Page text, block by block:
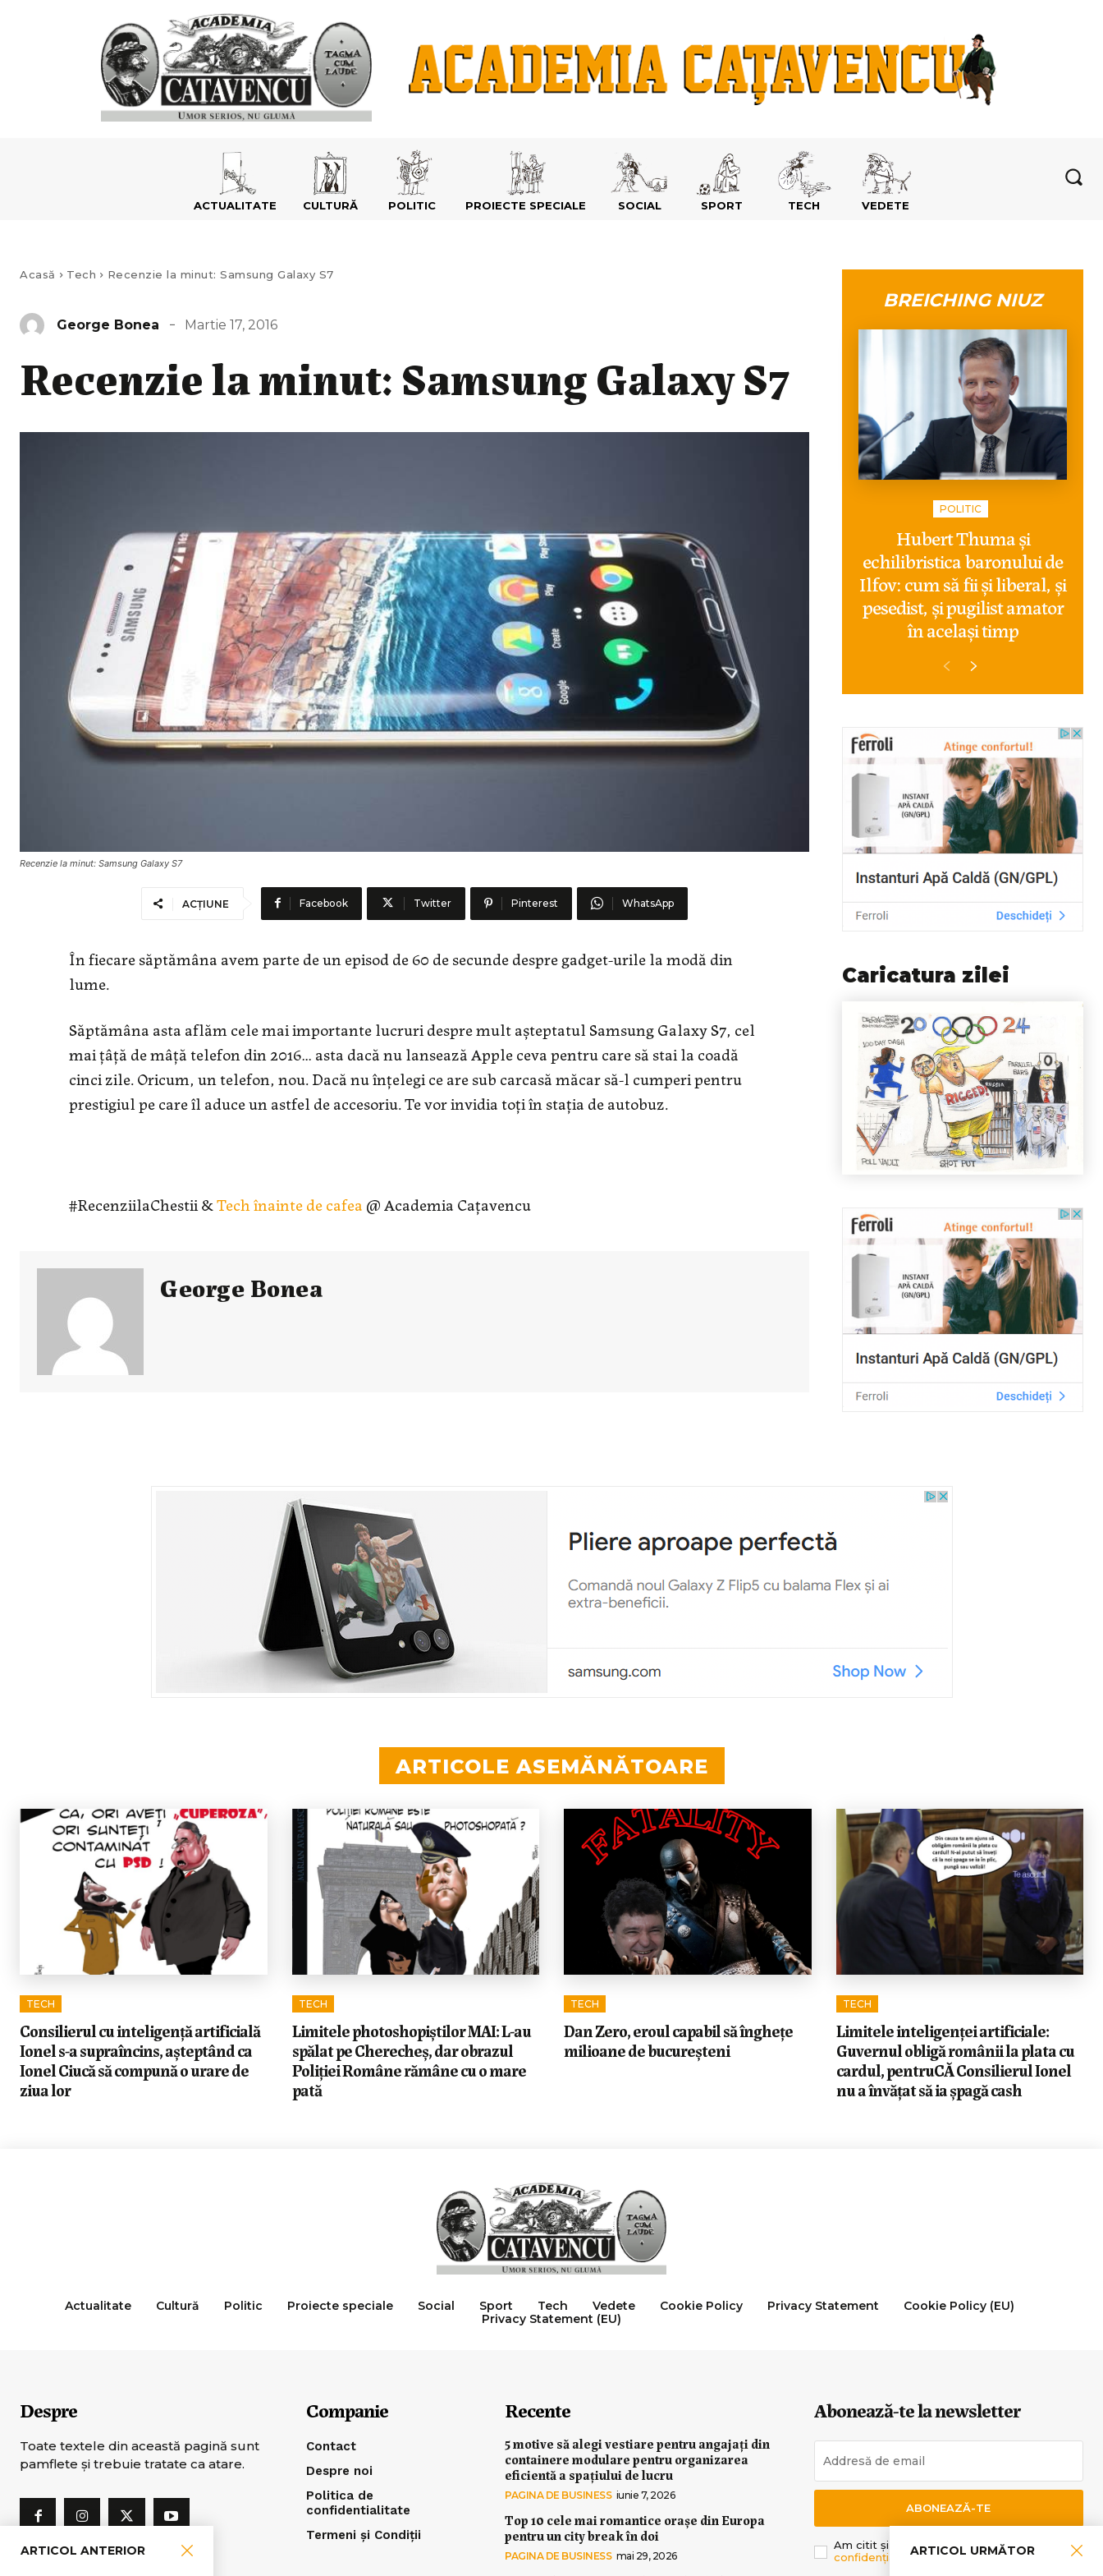
ARTICOL URMĂTOR
ARTICOL ANTERIOR
ACTUALITATE CULTURĂ POLITIC PROIECTE SPECIALE SOCIAL SPORT TECH VEDETE
Acasă Tech Recenzie la minut: Samsung Galaxy S7
George Bonea Martie 17, 2016
Recenzie la minut: Samsung Galaxy S7
Recenzie la minut: Samsung Galaxy S7
ACȚIUNE Facebook Twitter Pinterest WhatsApp
În fiecare săptămâna avem parte de un episod de 60 de secunde despre gadget-urile la modă din
lume.
Săptămâna asta aflăm cele mai importante lucruri despre mult așteptatul Samsung Galaxy S7, cel
mai țâță de mâță telefon din 2016… asta dacă nu lansează Apple ceva pentru care să stai la coadă
cinci zile. Oricum, un telefon, nou. Dacă nu înțelegi ce are sub carcasă măcar să-l cumperi pentru
prestigiul pe care îl aduce un astfel de accesoriu. Te vor invidia toți în stația de autobuz.
#RecenziilaChestii &Tech înainte de cafea @ Academia Cațavencu
George Bonea
BREICHING NIUZ
POLITIC
Hubert Thuma și
echilibristica baronului de
Ilfov: cum să fii și liberal, și
pesedist, și pugilist amator
în același timp
Caricatura zilei
ARTICOLE ASEMĂNĂTOARE
TECH
Consilierul cu inteligență artificială
Ionel s-a supraîncins, așteptând ca
Ionel Ciucă să compună o urare de
ziua lor
TECH
Limitele photoshopiștilor MAI: L-au
spălat pe Cherecheș, dar obrazul
Poliției Române rămâne cu o mare
pată
TECH
Dan Zero, eroul capabil să înghețe
milioane de bucureșteni
TECH
Limitele inteligenței artificiale:
Guvernul obligă românii la plata cu
cardul, pentruCĂ Consilierul Ionel
nu a învățat să ia șpagă cash
Actualitate Cultură Politic Proiecte speciale Social Sport Tech Vedete Cookie Policy Privacy Statement
Cookie Policy (EU)
Privacy Statement (EU)
Despre
Toate textele din această pagină sunt
pamflete şi trebuie tratate ca atare.
Companie
Contact
Despre noi
Politica de
confidentialitate
Termeni și Condiții
Recente
5 motive să alegi vestiare pentru angajați din
containere modulare pentru organizarea
eficientă a spațiului de lucru
PAGINA DE BUSINESS iunie 7, 2026
Top 10 cele mai romantice orașe din Europa
pentru un city break în doi
PAGINA DE BUSINESS mai 29, 2026
Abonează-te la newsletter
ABONEAZĂ-TE
Am citit și sunt de acord cuPolitica de
confidențialitate.